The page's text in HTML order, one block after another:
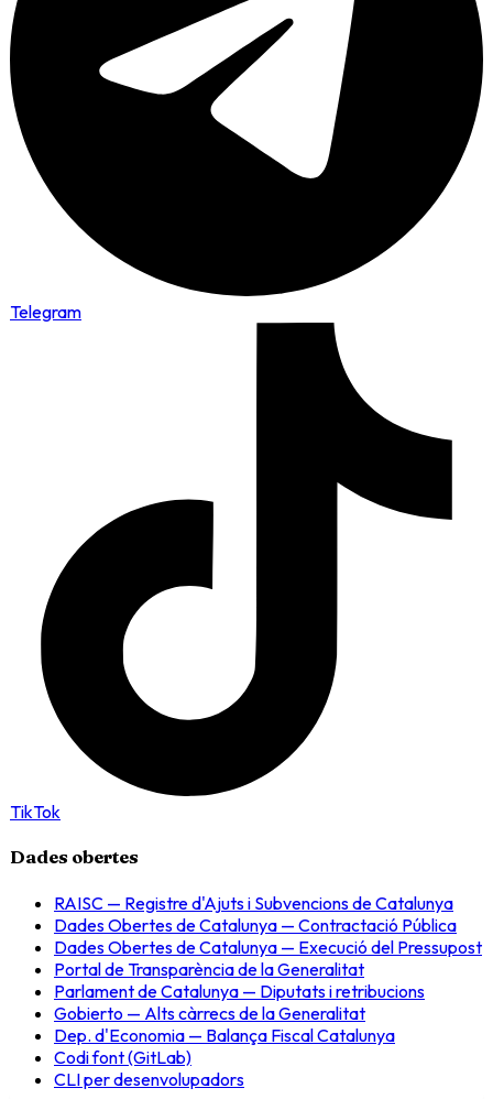
Telegram
TikTok
Dades obertes
RAISC — Registre d'Ajuts i Subvencions de Catalunya
Dades Obertes de Catalunya — Contractació Pública
Dades Obertes de Catalunya — Execució del Pressupost
Portal de Transparència de la Generalitat
Parlament de Catalunya — Diputats i retribucions
Gobierto — Alts càrrecs de la Generalitat
Dep. d'Economia — Balança Fiscal Catalunya
Codi font (GitLab)
CLI per desenvolupadors